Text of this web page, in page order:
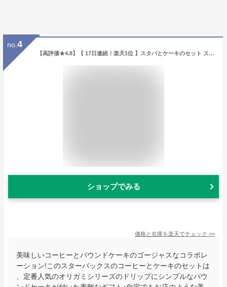
no. 4
【高評価★4.8】【 17日連続！楽天1位 】スタバとケーキのセット スタバ ギフト スターバックス パウンドケーキ セット オリガミ コーヒー 珈琲【送料無料】内祝い 出産内祝い 出産祝い 結婚祝い 香典返し 個包装 お菓子 プチギフト チョコ 2026 お中元
ショップでみる
価格と在庫を楽天でチェック >>
美味しいコーヒーとパウンドケーキのゴージャスなコラボレ
ーション!このスターバックスのコーヒーとケーキのセットは
、定番人気のオリガミシリーズのドリップにシンプルなパウ